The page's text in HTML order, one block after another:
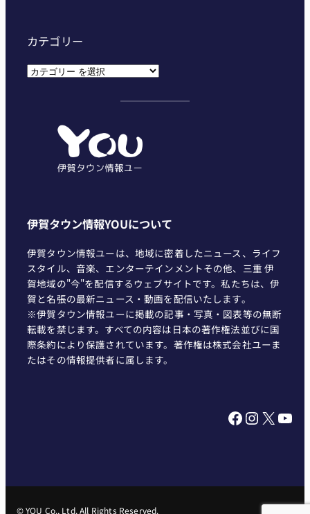
カテゴリー
カ
伊賀タウン情報YOUについて
伊賀タウン情報ユーは、地域に密着したニュース、ライフ
スタイル、音楽、エンターテインメントその他、三重 伊
賀地域の"今"を配信するウェブサイトです。私たちは、伊
賀と名張の最新ニュース・動画を配信いたします。
※伊賀タウン情報ユーに掲載の記事・写真・図表等の無断
転載を禁じます。すべての内容は日本の著作権法並びに国
際条約により保護されています。著作権は株式会社ユーま
たはその情報提供者に属します。
Facebook InstagramX YouTube
© YOU Co., Ltd. All Rights Reserved.